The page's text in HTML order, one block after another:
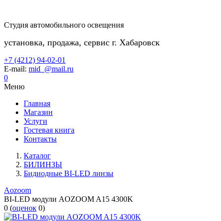
Студия автомобильного освещения
установка, продажа, сервис г. Хабаровск
+7 (4212) 94-02-01
E-mail: mid_@mail.ru
0
Меню
Главная
Магазин
Услуги
Гостевая книга
Контакты
Каталог
БИЛИНЗЫ
Бидиодные BI-LED линзы
Aozoom
BI-LED модули AOZOOM A15 4300K
0 (оценок 0)